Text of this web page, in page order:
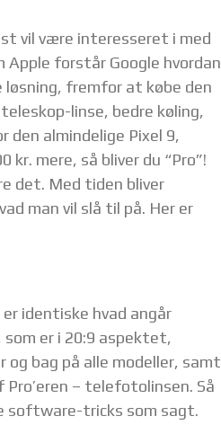
vil være interesseret i med
Apple forstår Google hvordan
løsning, fremfor at købe den
linse, bedre køling,
den almindelige Pixel 9,
kr. mere, så bliver du “Pro”!
det. Med tiden bliver
man vil slå til på. Her er
identiske hvad angår
er i 20:9 aspektet,
bag på alle modeller, samt
– telefotolinsen. Så
software-tricks som sagt.